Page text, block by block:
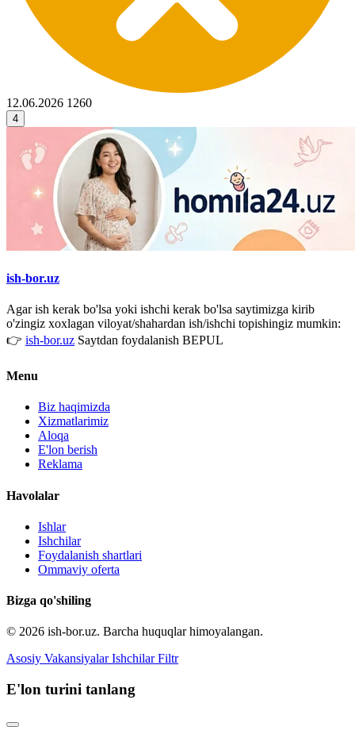
12.06.2026 1260
4
ish-bor.uz
Agar ish kerak bo'lsa yoki ishchi kerak bo'lsa saytimizga kirib
o'zingiz xoxlagan viloyat/shahardan ish/ishchi topishingiz mumkin:
👉 ish-bor.uz Saytdan foydalanish BEPUL
Menu
Biz haqimizda
Xizmatlarimiz
Aloqa
E'lon berish
Reklama
Havolalar
Ishlar
Ishchilar
Foydalanish shartlari
Ommaviy oferta
Bizga qo'shiling
© 2026 ish-bor.uz. Barcha huquqlar himoyalangan.
Asosiy Vakansiyalar Ishchilar Filtr
E'lon turini tanlang